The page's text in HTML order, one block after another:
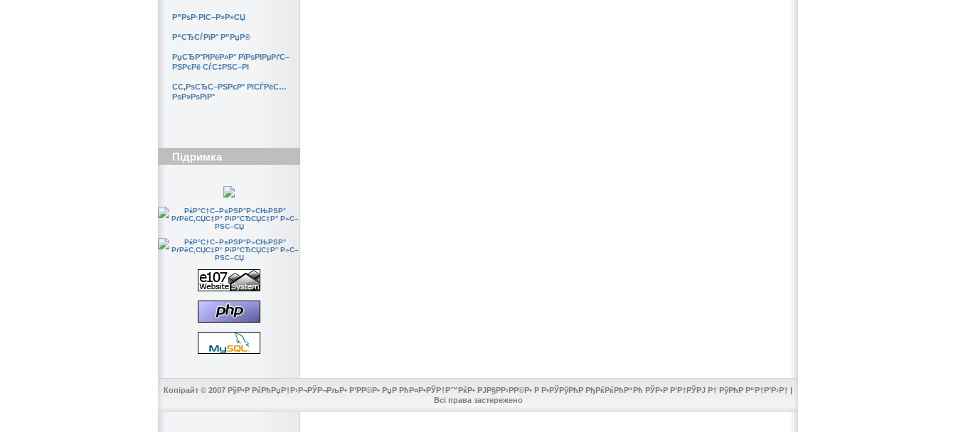
Р”РѕР·РІС–Р»Р»СЏ
Р“СЂСѓРїР° Р”РџР®
РџСЂР°РІРёР»Р° РїРѕРІРµРґС–
РЅРєРё СѓС‡РЅС–РІ
CС‚РѕСЂС–РЅРєР° РїСЃРёС…
РѕР»РѕРіР°
Підримка
Копірайт © 2007 РўР•Р РќРћРџР†Р›Р¬РЎР¬РљР• Р’РР©Р• РџР РћР¤Р•РЎР†Р™РќР• РЈР§РР›РР©Р• Р Р•РЎРўРћР РђРќРќРћР“Рћ РЎР•Р Р’Р†РЎРЈ Р† РўРћР Р“Р†Р’Р›Р† |
Всі права застережено